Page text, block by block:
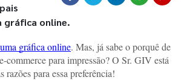
gráfica online.
gráfica online. Mas, já sabe o porquê de
commerce para impressão? O Sr. GIV está
razões para essa preferência!